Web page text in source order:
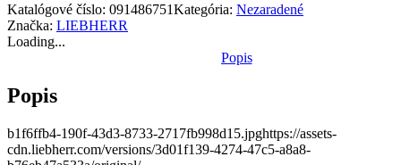
Katalógové číslo: 091486751Kategória: Nezaradené
Značka: LIEBHERR
Loading...
Popis
Popis
b1f6ffb4-190f-43d3-8733-2717fb998d15.jpghttps://assets-
cdn.liebherr.com/versions/3d01f139-4274-47c5-a8a8-